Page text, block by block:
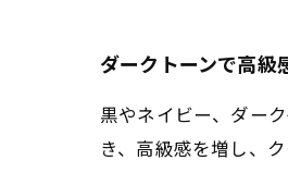
ダークトーンで高級
黒やネイビー、ダー
き、高級感を増し、